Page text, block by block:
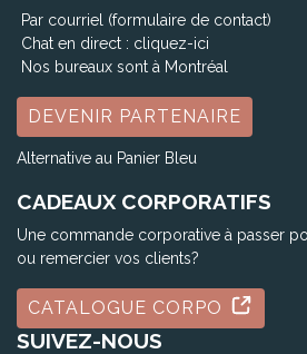
Par courriel (formulaire de contact)
Chat en direct : cliquez-ici
Nos bureaux sont à Montréal
DEVENIR PARTENAIRE
Alternative au Panier Bleu
CADEAUX CORPORATIFS
Une commande corporative à passer
ou remercier vos clients?
CATALOGUE CORPO
SUIVEZ-NOUS